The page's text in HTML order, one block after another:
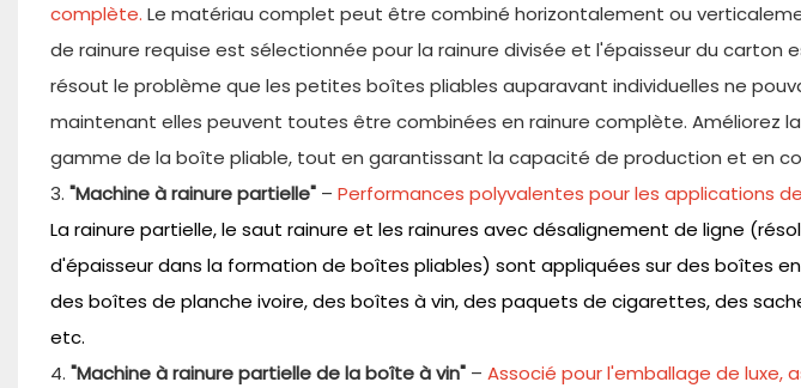
complète. Le matériau complet peut être combiné horizontalement ou
de rainure requise est sélectionnée pour la rainure divisée et l'épaisseur du carton
résout le problème que les petites boîtes pliables auparavant individuelles ne
maintenant elles peuvent toutes être combinées en rainure complète. Améliorez
gamme de la boîte pliable, tout en garantissant la capacité de production et en
3. "Machine à rainure partielle" – Performances polyvalentes pour les applications
La rainure partielle, le saut rainure et les rainures avec désalignement de ligne
d'épaisseur dans la formation de boîtes pliables) sont appliquées sur des boîtes
des boîtes de planche ivoire, des boîtes à vin, des paquets de cigarettes, des
etc.
4. "Machine à rainure partielle de la boîte à vin" – Associé pour l'emballage de luxe,